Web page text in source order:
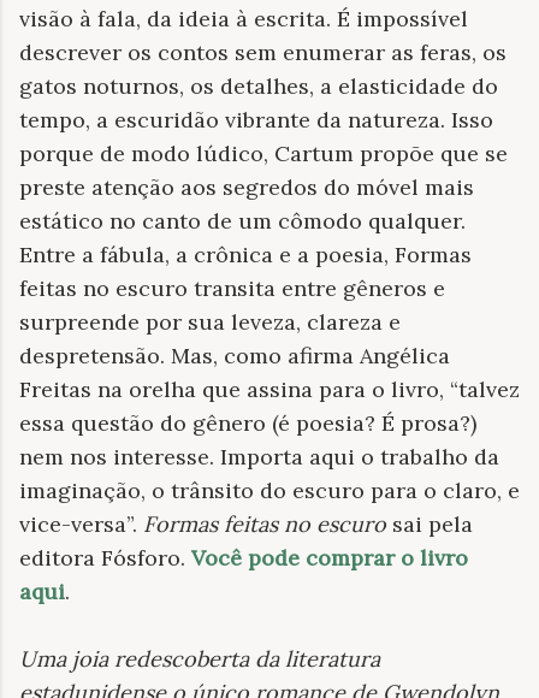
visão à fala, da ideia à escrita. É impossível
descrever os contos sem enumerar as feras, os
gatos noturnos, os detalhes, a elasticidade do
tempo, a escuridão vibrante da natureza. Isso
porque de modo lúdico, Cartum propõe que se
preste atenção aos segredos do móvel mais
estático no canto de um cômodo qualquer.
Entre a fábula, a crônica e a poesia, Formas
feitas no escuro transita entre gêneros e
surpreende por sua leveza, clareza e
despretensão. Mas, como afirma Angélica
Freitas na orelha que assina para o livro, “talvez
essa questão do gênero (é poesia? É prosa?)
nem nos interesse. Importa aqui o trabalho da
imaginação, o trânsito do escuro para o claro, e
vice-versa”. Formas feitas no escuro sai pela
editora Fósforo. Você pode comprar o livro
aqui.
Uma joia redescoberta da literatura